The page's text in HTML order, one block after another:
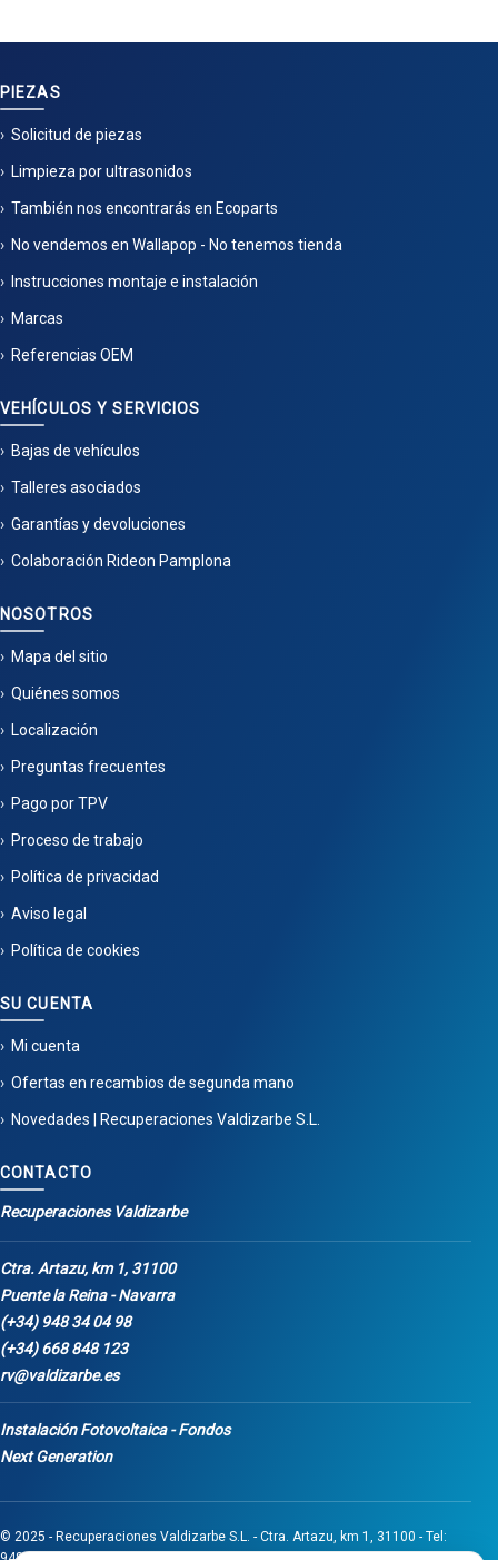
PIEZAS
Solicitud de piezas
Limpieza por ultrasonidos
También nos encontrarás en Ecoparts
No vendemos en Wallapop - No tenemos tienda
Instrucciones montaje e instalación
Marcas
Referencias OEM
VEHÍCULOS Y SERVICIOS
Bajas de vehículos
Talleres asociados
Garantías y devoluciones
Colaboración Rideon Pamplona
NOSOTROS
Mapa del sitio
Quiénes somos
Localización
Preguntas frecuentes
Pago por TPV
Proceso de trabajo
Política de privacidad
Aviso legal
Política de cookies
SU CUENTA
Mi cuenta
Ofertas en recambios de segunda mano
Novedades | Recuperaciones Valdizarbe S.L.
CONTACTO
Recuperaciones Valdizarbe
Ctra. Artazu, km 1, 31100
Puente la Reina - Navarra
(+34) 948 34 04 98
(+34) 668 848 123
rv@valdizarbe.es
Instalación Fotovoltaica - Fondos
Next Generation
© 2025 - Recuperaciones Valdizarbe S.L. - Ctra. Artazu, km 1, 31100 - Tel: